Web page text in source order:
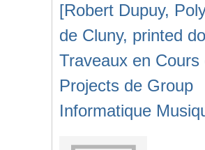
[Robert Dupuy,
de Cluny, printed
Traveaux en Cours
Projects de Group
Informatique